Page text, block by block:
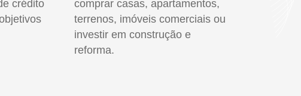
crédito
comprar casas, apartamentos,
terrenos, imóveis comerciais ou
investir em construção e
reforma.